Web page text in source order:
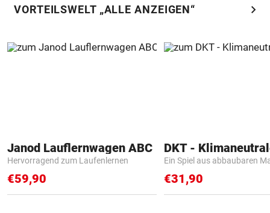
VORTEILSWELT „ALLE ANZEIGEN“ chevron_right
Janod Lauflernwagen ABC
Hervorragend zum Laufenlernen
€59,90
Ein Spiel aus abbaubaren
€31,90